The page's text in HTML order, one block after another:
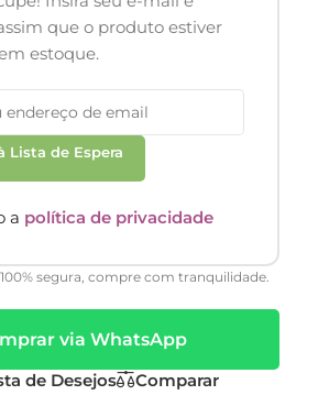
que o produto estiver
estoque.
Lista de Espera
a política de privacidade
segura, compre com tranquilidade.
via WhatsApp
de Desejos
Comparar